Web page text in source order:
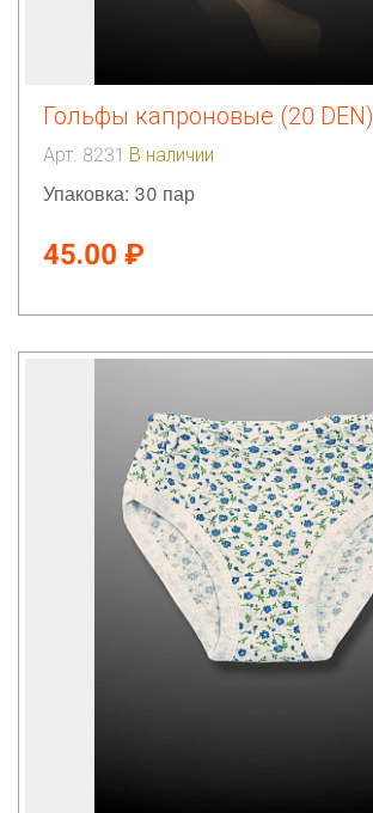
Гольфы капроновые (20 DEN)
Арт. 8231 В наличии
Упаковка: 30 пар
45.00 ₽